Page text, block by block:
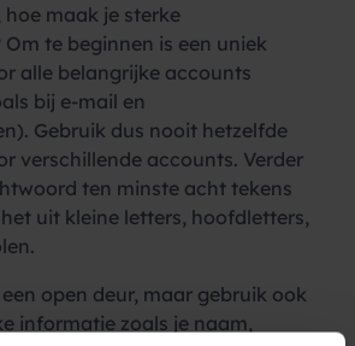
hoe maak je sterke
te beginnen is een uniek
alle belangrijke accounts
bij e-mail en
Gebruik dus nooit hetzelfde
verschillende accounts. Verder
ten minste acht tekens
uit kleine letters, hoofdletters,
open deur, maar gebruik ook
informatie zoals je naam,